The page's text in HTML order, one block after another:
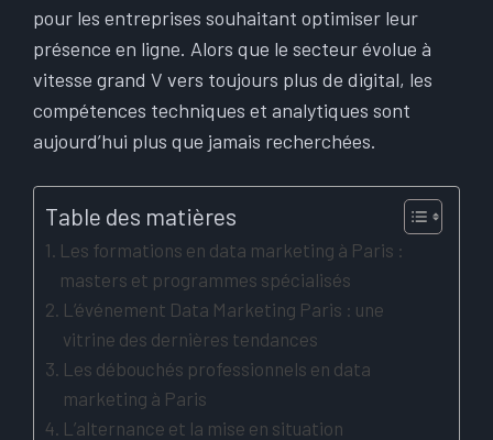
pour les entreprises souhaitant optimiser leur
présence en ligne. Alors que le secteur évolue à
vitesse grand V vers toujours plus de digital, les
compétences techniques et analytiques sont
aujourd’hui plus que jamais recherchées.
Table des matières
Les formations en data marketing à Paris :
masters et programmes spécialisés
L’événement Data Marketing Paris : une
vitrine des dernières tendances
Les débouchés professionnels en data
marketing à Paris
L’alternance et la mise en situation